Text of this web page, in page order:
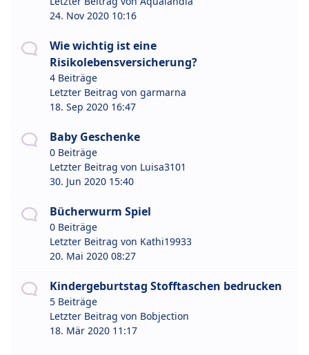
24. Nov 2020 10:16
Wie wichtig ist eine
Risikolebensversicherung?
4 Beiträge
Letzter Beitrag von garmarna
18. Sep 2020 16:47
Baby Geschenke
0 Beiträge
Letzter Beitrag von Luisa3101
30. Jun 2020 15:40
Bücherwurm Spiel
0 Beiträge
Letzter Beitrag von Kathi19933
20. Mai 2020 08:27
Kindergeburtstag Stofftaschen bedrucken
5 Beiträge
Letzter Beitrag von Bobjection
18. Mär 2020 11:17